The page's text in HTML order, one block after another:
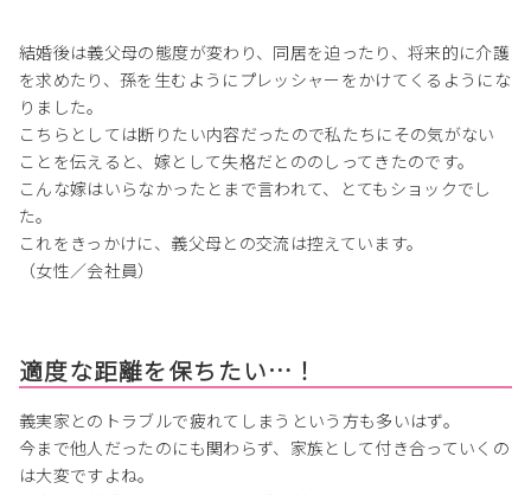
結婚後は義父母の態度が変わり、同居を迫ったり、将来的に介護
を求めたり、孫を生むようにプレッシャーをかけてくるようにな
りました。
こちらとしては断りたい内容だったので私たちにその気がない
ことを伝えると、嫁として失格だとののしってきたのです。
こんな嫁はいらなかったとまで言われて、とてもショックでし
た。
これをきっかけに、義父母との交流は控えています。
（女性／会社員）
適度な距離を保ちたい…！
義実家とのトラブルで疲れてしまうという方も多いはず。
今まで他人だったのにも関わらず、家族として付き合っていくの
は大変ですよね。